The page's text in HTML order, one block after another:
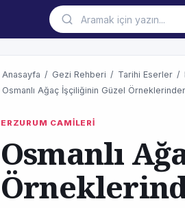
Anasayfa / Gezi Rehberi / Tarihi Eserler /
Osmanlı Ağaç İşçiliğinin Güzel
ERZURUM CAMİLERİ
Osmanlı